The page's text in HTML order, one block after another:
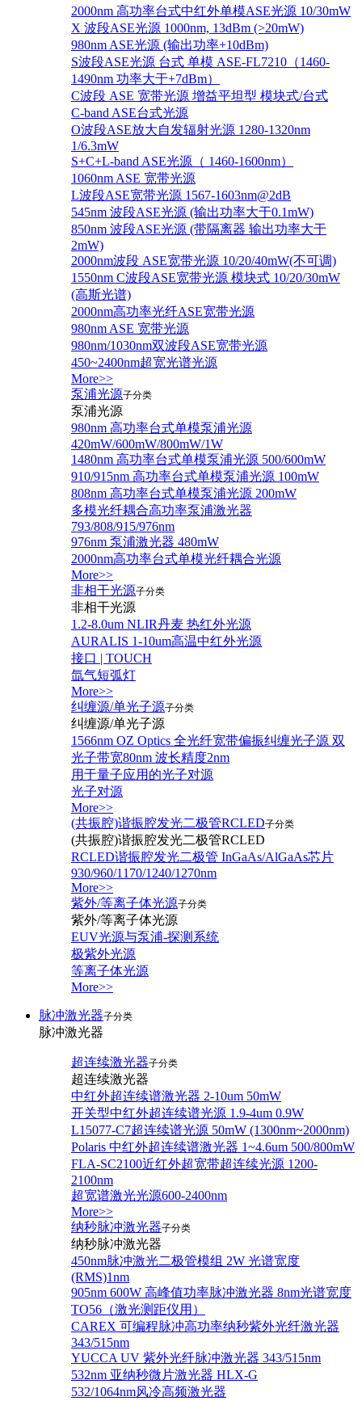
2000nm 高功率台式中红外单模ASE光源 10/30mW
X 波段ASE光源 1000nm, 13dBm (>20mW)
980nm ASE光源 (输出功率+10dBm)
S波段ASE光源 台式 单模 ASE-FL7210（1460-
1490nm 功率大于+7dBm）
C波段 ASE 宽带光源 增益平坦型 模块式/台式
C-band ASE台式光源
O波段ASE放大自发辐射光源 1280-1320nm
1/6.3mW
S+C+L-band ASE光源（ 1460-1600nm）
1060nm ASE 宽带光源
L波段ASE宽带光源 1567-1603nm@2dB
545nm 波段ASE光源 (输出功率大于0.1mW)
850nm 波段ASE光源 (带隔离器 输出功率大于
2mW)
2000nm波段 ASE宽带光源 10/20/40mW(不可调)
1550nm C波段ASE宽带光源 模块式 10/20/30mW
(高斯光谱)
2000nm高功率光纤ASE宽带光源
980nm ASE 宽带光源
980nm/1030nm双波段ASE宽带光源
450~2400nm超宽光谱光源
More>>
泵浦光源子分类
泵浦光源
980nm 高功率台式单模泵浦光源
420mW/600mW/800mW/1W
1480nm 高功率台式单模泵浦光源 500/600mW
910/915nm 高功率台式单模泵浦光源 100mW
808nm 高功率台式单模泵浦光源 200mW
多模光纤耦合高功率泵浦激光器
793/808/915/976nm
976nm 泵浦激光器 480mW
2000nm高功率台式单模光纤耦合光源
More>>
非相干光源子分类
非相干光源
1.2-8.0um NLIR丹麦 热红外光源
AURALIS 1-10um高温中红外光源
接口 | TOUCH
氙气短弧灯
More>>
纠缠源/单光子源子分类
纠缠源/单光子源
1566nm OZ Optics 全光纤宽带偏振纠缠光子源 双
光子带宽80nm 波长精度2nm
用于量子应用的光子对源
光子对源
More>>
(共振腔)谐振腔发光二极管RCLED子分类
(共振腔)谐振腔发光二极管RCLED
RCLED谐振腔发光二极管 InGaAs/AlGaAs芯片
930/960/1170/1240/1270nm
More>>
紫外/等离子体光源子分类
紫外/等离子体光源
EUV光源与泵浦-探测系统
极紫外光源
等离子体光源
More>>
脉冲激光器子分类
脉冲激光器
超连续激光器子分类
超连续激光器
中红外超连续谱激光器 2-10um 50mW
开关型中红外超连续谱光源 1.9-4um 0.9W
L15077-C7超连续谱光源 50mW (1300nm~2000nm)
Polaris 中红外超连续谱激光器 1~4.6um 500/800mW
FLA-SC2100近红外超宽带超连续光源 1200-
2100nm
超宽谱激光光源600-2400nm
More>>
纳秒脉冲激光器子分类
纳秒脉冲激光器
450nm脉冲激光二极管模组 2W 光谱宽度
(RMS)1nm
905nm 600W 高峰值功率脉冲激光器 8nm光谱宽度
TO56（激光测距仪用）
CAREX 可编程脉冲高功率纳秒紫外光纤激光器
343/515nm
YUCCA UV 紫外光纤脉冲激光器 343/515nm
532nm 亚纳秒微片激光器 HLX-G
532/1064nm风冷高频激光器